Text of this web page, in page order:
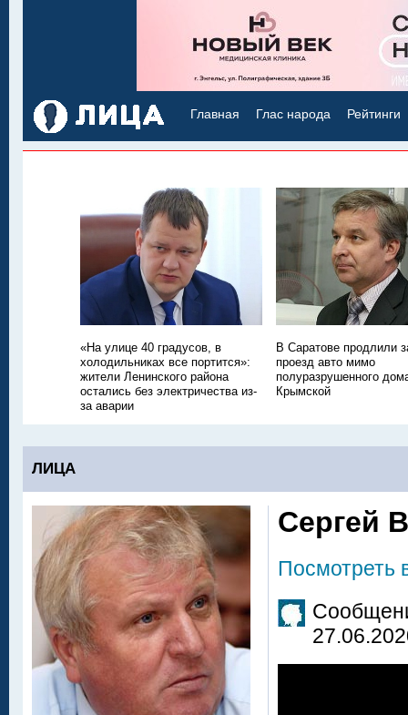
Главная Глас народа Рейтинги
«На улице 40 градусов, в
холодильниках все портится»:
жители Ленинского района
остались без электричества из-
за аварии
В Саратове продлили
проезд авто мимо
полуразрушенного
Крымской
ЛИЦА
Сергей
Посмотреть